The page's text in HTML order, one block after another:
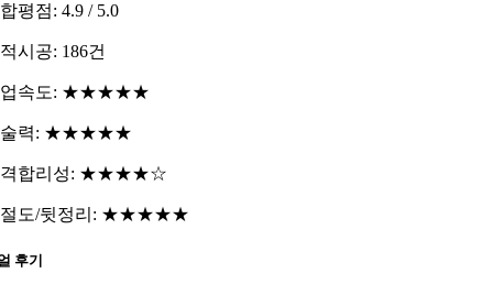
평점: 4.9 / 5.0
시공: 186건
업속도: ★★★★★
술력: ★★★★★
격합리성: ★★★★☆
절도/뒷정리: ★★★★★
후기